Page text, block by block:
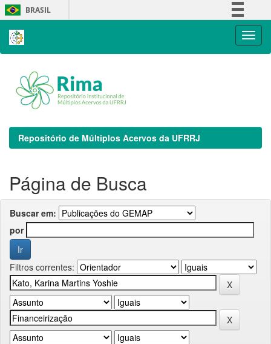
Skip
navigation
BRASIL
Repositório de Múltiplos Acervos da UFRRJ
Página de Busca
Buscar em:
por
Filtros correntes: